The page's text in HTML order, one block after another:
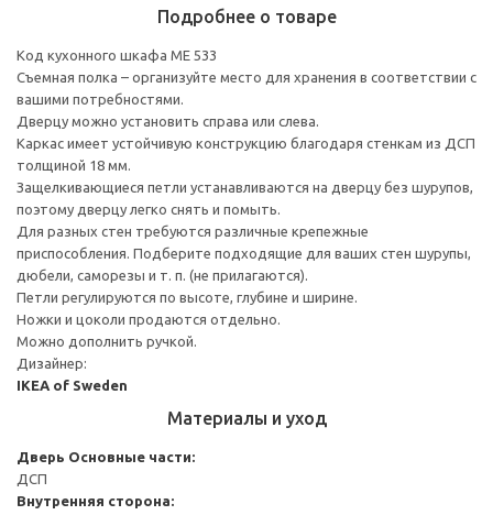
Подробнее о товаре
Код кухонного шкафа ME 533
Съемная полка – организуйте место для хранения в соответствии с
вашими потребностями.
Дверцу можно установить справа или слева.
Каркас имеет устойчивую конструкцию благодаря стенкам из ДСП
толщиной 18 мм.
Защелкивающиеся петли устанавливаются на дверцу без шурупов,
поэтому дверцу легко снять и помыть.
Для разных стен требуются различные крепежные
приспособления. Подберите подходящие для ваших стен шурупы,
дюбели, саморезы и т. п. (не прилагаются).
Петли регулируются по высоте, глубине и ширине.
Ножки и цоколи продаются отдельно.
Можно дополнить ручкой.
Дизайнер:
IKEA of Sweden
Материалы и уход
Дверь Основные части:
ДСП
Внутренняя сторона: